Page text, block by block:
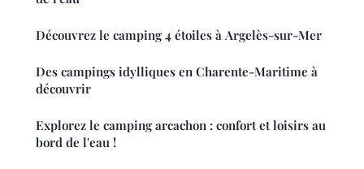
Découvrez le camping 4 étoiles à Argelès-sur-Mer
Des campings idylliques en Charente-Maritime à
découvrir
Explorez le camping arcachon : confort et loisirs au
bord de l'eau !